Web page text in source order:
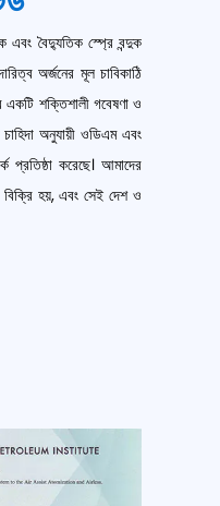
এবংবৈদ্যুতিক স্প্রে বন্দুক
অর্জনের মূল চাবিকাঠি
একটি শক্তিশালী গবেষণা ও
অনুযায়ী ওডিএম এবং
প্রতিষ্ঠা করেছে। আমাদের
হয়, এবং সেই দেশ ও